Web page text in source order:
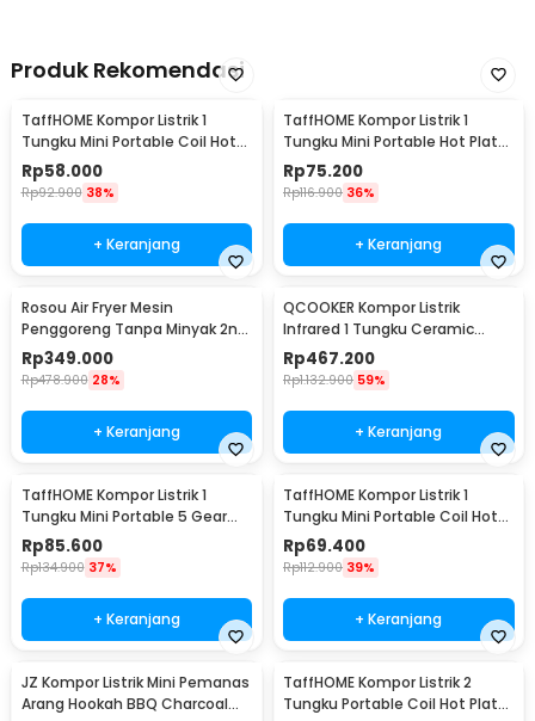
Produk Rekomendasi
TaffHOME Kompor Listrik 1
Tungku Mini Portable Coil Hot
Plate 500W - C1-1000-03
Rp58.000
Rp92.900 38%
+ Keranjang
TaffHOME Kompor Listrik 1
Tungku Mini Portable Hot Plate
500W - H1-500-10
Rp75.200
Rp116.900 36%
+ Keranjang
Rosou Air Fryer Mesin
Penggoreng Tanpa Minyak 2nd
Edition 2.5L OA2 - OA2
Rp349.000
Rp478.900 28%
+ Keranjang
QCOOKER Kompor Listrik
Infrared 1 Tungku Ceramic
Stove 2000W - CR-DT01
Rp467.200
Rp1.132.900 59%
+ Keranjang
TaffHOME Kompor Listrik 1
Tungku Mini Portable 5 Gear
Hot Plate 1000W - H1-1000-57
Rp85.600
Rp134.900 37%
+ Keranjang
TaffHOME Kompor Listrik 1
Tungku Mini Portable Coil Hot
Plate 1000W - SHP-5701
Rp69.400
Rp112.900 39%
+ Keranjang
JZ Kompor Listrik Mini Pemanas
Arang Hookah BBQ Charcoal
TaffHOME Kompor Listrik 2
Tungku Portable Coil Hot Plate